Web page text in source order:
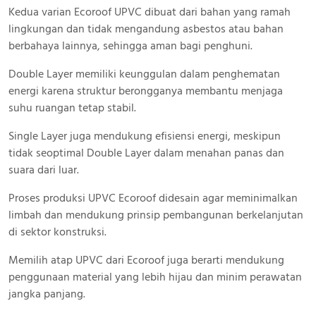
Kedua varian Ecoroof UPVC dibuat dari bahan yang ramah
lingkungan dan tidak mengandung asbestos atau bahan
berbahaya lainnya, sehingga aman bagi penghuni.
Double Layer memiliki keunggulan dalam penghematan
energi karena struktur berongganya membantu menjaga
suhu ruangan tetap stabil.
Single Layer juga mendukung efisiensi energi, meskipun
tidak seoptimal Double Layer dalam menahan panas dan
suara dari luar.
Proses produksi UPVC Ecoroof didesain agar meminimalkan
limbah dan mendukung prinsip pembangunan berkelanjutan
di sektor konstruksi.
Memilih atap UPVC dari Ecoroof juga berarti mendukung
penggunaan material yang lebih hijau dan minim perawatan
jangka panjang.